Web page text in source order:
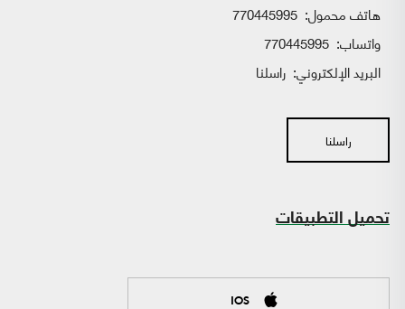
هاتف محمول: 770445995
واتساب:
البريد الإلكتروني: راسلنا
راسلنا
تحميل التطبيقات
IOS